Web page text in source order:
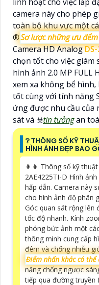
camera này cho phép
toàn bộ khu vực một
®️Sơ lược những ưu
Camera HD Analog
chọn tốt cho việc giám
hình ảnh 2.0 MP FULL
xem xa không bể
tốt cùng với tính năng
ứng được nhu cầu
sát và ☣️tin tưởngan
❔ THÔNG SỐ KỸ
HÌNH ẢNH ĐẸP BAO
️👩‍👩 Thông số kỹ
2AE4225TI-D Hình
hấp dẫn. Camera này
cho hình ảnh độ phân
Góc quan sát rộng lên
tốc độ nhanh. Kính
phóng bức ảnh một
thông minh cung cấp
đêm và chống nhiễu
Điểm nhấn khác có thể
năng chống ngược
tiếp qua đường truyền